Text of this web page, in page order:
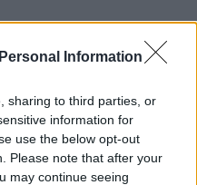
Information
sharing to third parties, or
information for
use the below opt-out
Please note that after your
may continue seeing
Sayers (Natalie
fekete párját - akkor,
hogy sikerül
sötét, mély, és nagyon
nem is tudom
e vagy moziban.